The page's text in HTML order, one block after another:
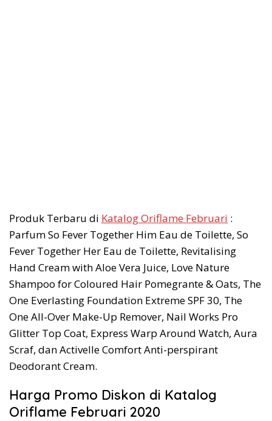
Produk Terbaru di Katalog Oriflame Februari :
Parfum So Fever Together Him Eau de Toilette, So
Fever Together Her Eau de Toilette, Revitalising
Hand Cream with Aloe Vera Juice, Love Nature
Shampoo for Coloured Hair Pomegrante & Oats, The
One Everlasting Foundation Extreme SPF 30, The
One All-Over Make-Up Remover, Nail Works Pro
Glitter Top Coat, Express Warp Around Watch, Aura
Scraf, dan Activelle Comfort Anti-perspirant
Deodorant Cream.
Harga Promo Diskon di Katalog
Oriflame Februari 2020